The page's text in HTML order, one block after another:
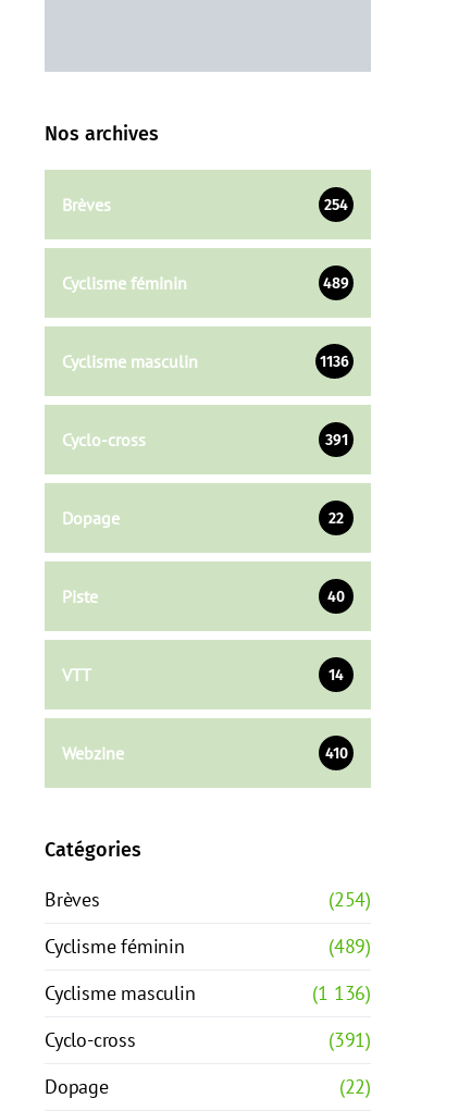
Nos archives
Brèves 254
Cyclisme féminin 489
Cyclisme masculin 1136
Cyclo-cross 391
Dopage 22
Piste 40
VTT 14
Webzine 410
Catégories
Brèves
(254)
Cyclisme féminin
(489)
Cyclisme masculin
(1 136)
Cyclo-cross
(391)
Dopage
(22)